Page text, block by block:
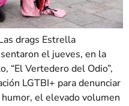
drags Estrella
el jueves, en la
“El Vertedero del Odio”,
LGTBI+ para denunciar
el elevado volumen